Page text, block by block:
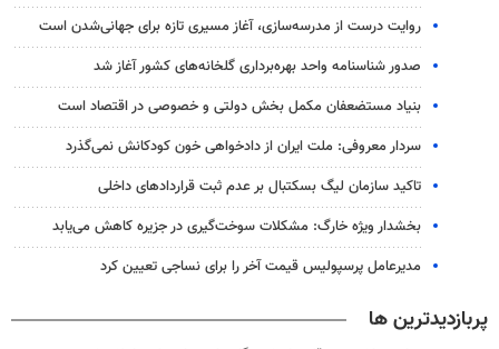
روایت درست از مدرسه‌سازی، آغاز مسیری تازه برای جهانی‌شدن است
صدور شناسنامه واحد بهره‌برداری گلخانه‌های کشور آغاز شد
بنیاد مستضعفان مکمل بخش دولتی و خصوصی در اقتصاد است
سردار معروفی: ملت ایران از دادخواهی خون کودکانش نمی‌گذرد
تاکید سازمان لیگ بسکتبال بر عدم ثبت قراردادهای داخلی
بخشدار ویژه خارگ: مشکلات سوخت‌گیری در جزیره کاهش می‌یابد
مدیرعامل پرسپولیس قیمت آخر را برای نساجی تعیین کرد
پربازدیدترین ها